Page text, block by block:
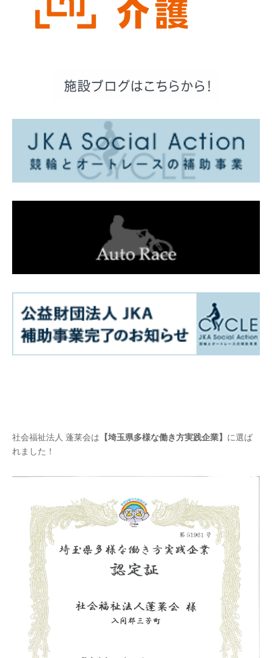
社会福祉法人 蓬莱会は 【埼玉県多様な働き方実践企業】 に選ば
れました！